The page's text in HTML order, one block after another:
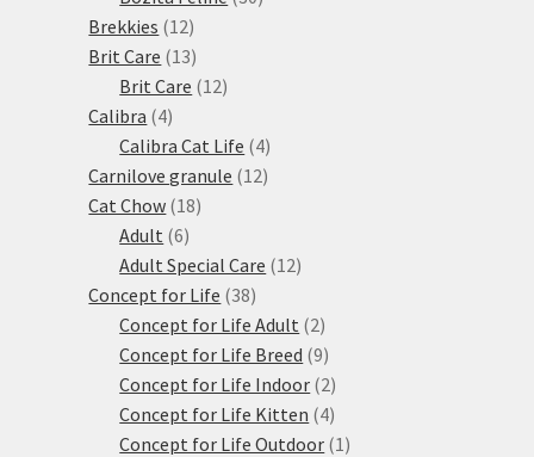
Brekkies 1212
produktů
Brit Care 1313
produktů
Brit Care 1212
Calibra 44
produkty
Calibra Cat Life 44
produkty
Carnilove granule 1212
Cat Chow 1818
Adult 66
produktů
Adult Special Care 1212
Concept for Life 3838
produktů
Concept for Life Adult 22
produkty
Concept for Life Breed 99
produktů
Concept for Life Indoor 22
produkty
Concept for Life Kitten 44
produkty
Concept for Life Outdoor 1 1